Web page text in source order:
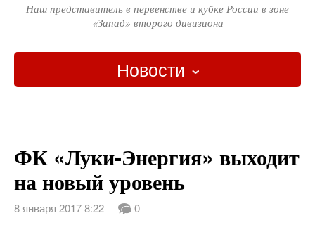
Наш представитель в первенстве и кубке России в зоне
«Запад» второго дивизиона
Новости
Вопрос-ответ
ФК «Луки-Энергия» выходит
на новый уровень
8 января 2017 8:22 0